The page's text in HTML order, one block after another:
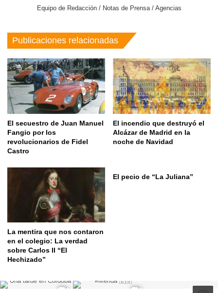
Equipo de Redacción / Notas de Prensa / Agencias
Publicaciones relacionadas
El secuestro de Juan Manuel
Fangio por los
revolucionarios de Fidel
Castro
El incendio que destruyó el
Alcázar de Madrid en la
noche de Navidad
La mentira que nos contaron
en el colegio: La verdad
sobre Carlos II “El
Hechizado”
El pecio de “La Juliana”